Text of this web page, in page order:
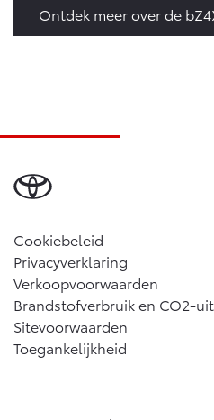
Ontdek meer over de
Cookiebeleid
Privacyverklaring
Verkoopvoorwaarden
Brandstofverbruik en CO2-
Sitevoorwaarden
Toegankelijkheid